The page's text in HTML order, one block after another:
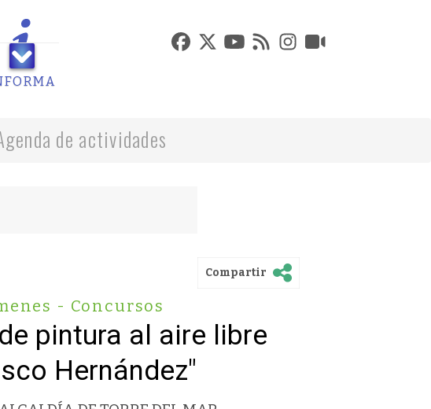
de actividades
Compartir
- Concursos
pintura al aire libre
Hernández"